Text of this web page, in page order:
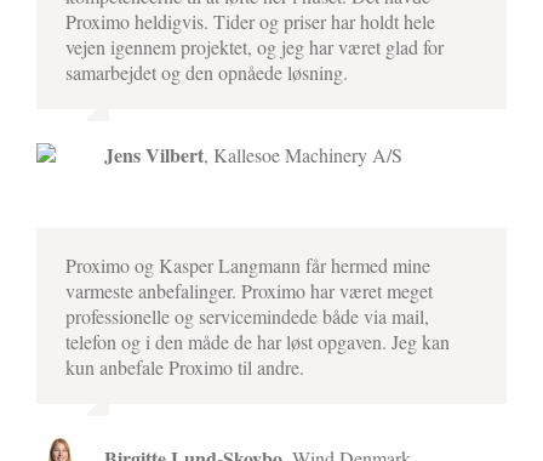
Proximo heldigvis. Tider og priser har holdt hele
vejen igennem projektet, og jeg har været glad for
samarbejdet og den opnåede løsning.
Jens Vilbert, Kallesoe Machinery A/S
Proximo og Kasper Langmann får hermed mine
varmeste anbefalinger. Proximo har været meget
professionelle og servicemindede både via mail,
telefon og i den måde de har løst opgaven. Jeg kan
kun anbefale Proximo til andre.